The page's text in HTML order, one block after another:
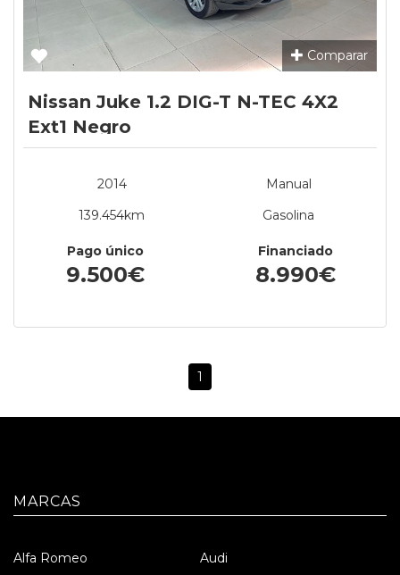
Comparar
Nissan Juke 1.2 DIG-T N-TEC 4X2
Ext1 Negro
2014
139.454km
Manual
Gasolina
Pago único
9.500€
Financiado
8.990€
1
MARCAS
Alfa Romeo
Audi